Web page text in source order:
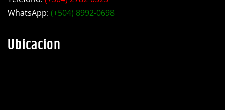
WhatsApp: (+504) 8992-0698
Ubicacion